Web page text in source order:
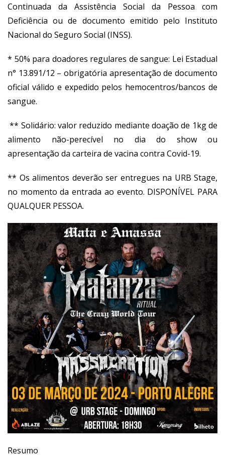
Continuada da Assistência Social da Pessoa com
Deficiência ou de documento emitido pelo Instituto
Nacional do Seguro Social (INSS).
* 50% para doadores regulares de sangue: Lei Estadual
n° 13.891/12 – obrigatória apresentação de documento
oficial válido e expedido pelos hemocentros/bancos de
sangue.
** Solidário: valor reduzido mediante doação de 1kg de
alimento não-perecível no dia do show ou
apresentação da carteira de vacina contra Covid-19.
** Os alimentos deverão ser entregues na URB Stage,
no momento da entrada ao evento. DISPONÍVEL PARA
QUALQUER PESSOA.
Resumo